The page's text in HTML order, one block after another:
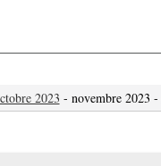
2023 - novembre 2023 -